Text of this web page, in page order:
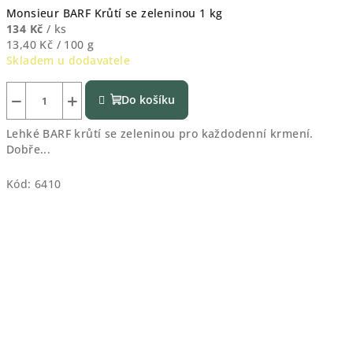
Monsieur BARF Krůtí se zeleninou 1 kg
134 Kč / ks
Měrná
cena:
13,40 Kč / 100 g
Skladem u dodavatele
+
− Do košíku
Lehké BARF krůtí se zeleninou pro každodenní krmení.
Dobře...
Kód: 6410